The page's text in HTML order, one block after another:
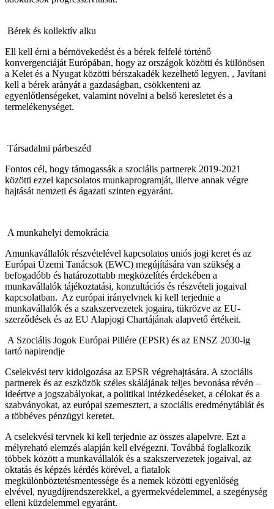
Bérek és kollektív alku
Ell kell érni a bérnövekedést és a bérek felfelé történő
konvergenciáját Európában, hogy az országok közötti és különösen
a Kelet és a Nyugat közötti bérszakadék kezelhető legyen. , Javítani
kell a bérek arányát a gazdaságban, csökkenteni az
egyenlőtlenségeket, valamint növelni a belső keresletet és a
termelékenységet.
Társadalmi párbeszéd
Fontos cél, hogy támogassák a szociális partnerek 2019-2021
közötti ezzel kapcsolatos munkaprogramját, illetve annak végre
hajtását nemzeti és ágazati szinten egyaránt.
A munkahelyi demokrácia
Amunkavállalók részvételével kapcsolatos uniós jogi keret és az
Európai Üzemi Tanácsok (EWC) megújítására van szükség a
befogadóbb és határozottabb megközelítés érdekében a
munkavállalók tájékoztatási, konzultációs és részvételi jogaival
kapcsolatban. Az európai irányelvnek ki kell terjednie a
munkavállalók és a szakszervezetek jogaira, tükrözve az EU-
szerződések és az EU Alapjogi Chartájának alapvető értékeit.
A Szociális Jogok Európai Pillére (EPSR) és az ENSZ 2030-ig
tartó napirendje
Cselekvési terv kidolgozása az EPSR végrehajtására. A szociális
partnerek és az eszközök széles skálájának teljes bevonása révén –
ideértve a jogszabályokat, a politikai intézkedéseket, a célokat és a
szabványokat, az európai szemesztert, a szociális eredménytáblát és
a többéves pénzügyi keretet.
A cselekvési tervnek ki kell terjednie az összes alapelvre. Ezt a
mélyreható elemzés alapján kell elvégezni. Továbbá foglalkozik
többek között a munkavállalók és a szakszervezetek jogaival, az
oktatás és képzés kérdés körével, a fiatalok
megkülönböztetésmentessége és a nemek közötti egyenlőség
elvével, nyugdíjrendszerekkel, a gyermekvédelemmel, a szegénység
elleni küzdelemmel egyaránt.